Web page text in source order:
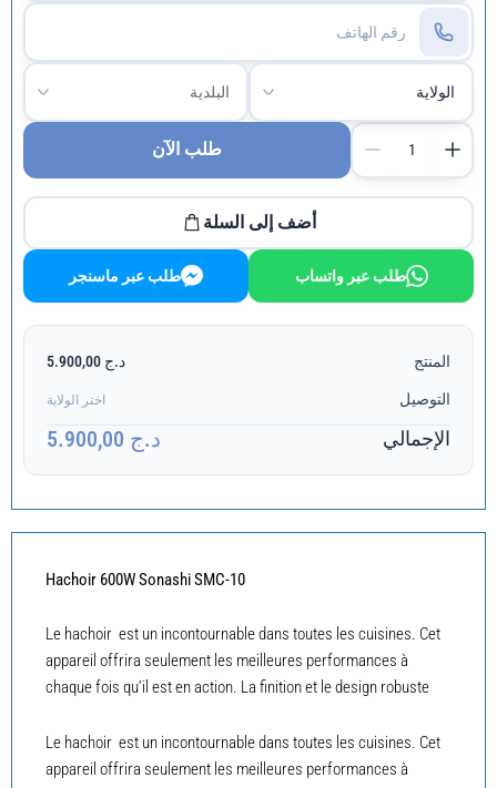
طلب الآن
أضف إلى السلة
طلب عبر واتساب طلب عبر ماسنجر
المنتج د.ج 5.900,00
التوصيل اختر الولاية
الإجمالي د.ج 5.900,00
Hachoir 600W Sonashi SMC-10
Le hachoir est un incontournable dans toutes les cuisines. Cet
appareil offrira seulement les meilleures performances à
chaque fois qu’il est en action. La finition et le design robuste
Le hachoir est un incontournable dans toutes les cuisines. Cet
appareil offrira seulement les meilleures performances à